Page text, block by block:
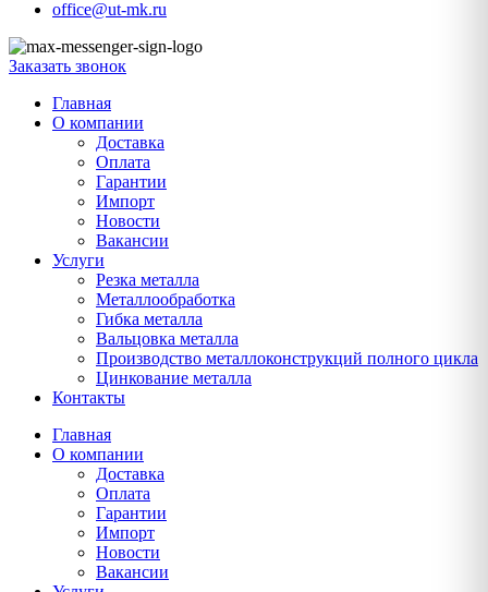
office@ut-mk.ru
Заказать звонок
Главная
О компании
Доставка
Оплата
Гарантии
Импорт
Новости
Вакансии
Услуги
Резка металла
Металлообработка
Гибка металла
Вальцовка металла
Производство металлоконструкций полного цикла
Цинкование металла
Контакты
Главная
О компании
Доставка
Оплата
Гарантии
Импорт
Новости
Вакансии